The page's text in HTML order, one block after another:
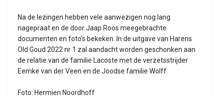
Na de lezingen hebben vele aanwezigen nog lang
nagepraat en de door Jaap Roos meegebrachte
documenten en foto’s bekeken. In de uitgave van Harens
Old Goud 2022 nr 1 zal aandacht worden geschonken aan
de relatie van de familie Lacoste met de verzetsstrijder
Eemke van der Veen en de Joodse familie Wolff.
Foto: Hermien Noordhoff